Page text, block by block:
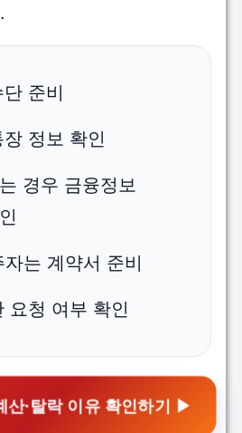
준비
정보 확인
경우 금융정보
자는 계약서 준비
요청 여부 확인
산·탈락 이유 확인하기 ▶